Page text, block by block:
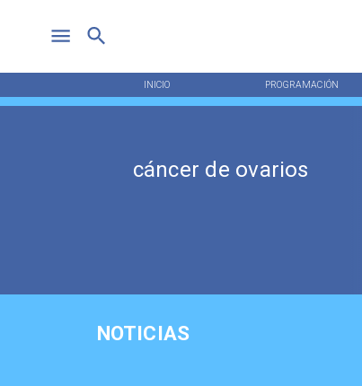
INICIO PROGRAMACIÓN
cáncer de ovarios
NOTICIAS